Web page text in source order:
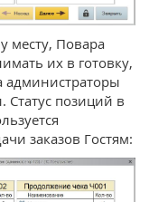
месту, Повара
их в готовку,
администраторы
Статус позиций в
заказов Гостям: